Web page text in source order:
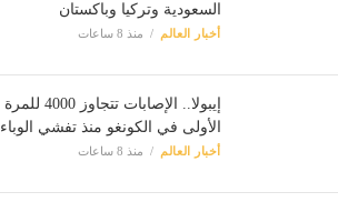
السعودية وتركيا وباكستان
أخبار العالم منذ 8 ساعات
إيبولا.. الإصابات تتجاوز 4000 للمرة
الأولى في الكونغو منذ تفشي الوباء
أخبار العالم منذ 8 ساعات